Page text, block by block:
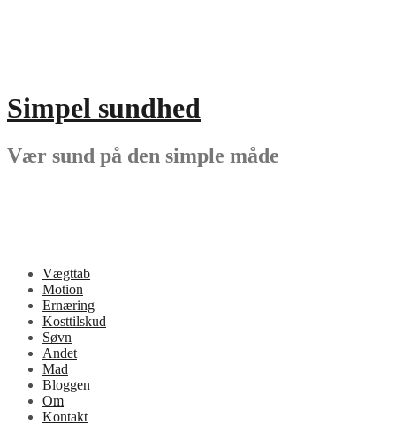
Simpel sundhed
Vær sund på den simple måde
Vægttab
Motion
Ernæring
Kosttilskud
Søvn
Andet
Mad
Bloggen
Om
Kontakt